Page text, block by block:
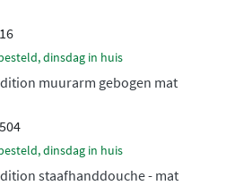
beschikbaar in alle Brauer
tot hedendaagse PVD-
goud, geborsteld koper,
geborsteld RVS en mat zwart
een duurzame, krasbestendige
zijn uitstraling behoudt. Het
borg voor betrouwbaarheid
dinsdag in huis
muurarm gebogen mat
dinsdag in huis
staafhanddouche - mat